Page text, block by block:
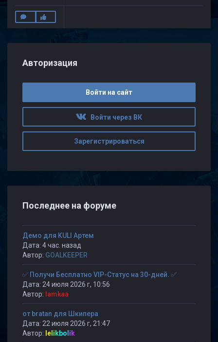
Авторизация
Войти на сайт
Войти через ВК
Зарегистрироваться
Последнее на форуме
Демо для KULI Артем
Дата: 4 час. назад
Автор: GOALKEEPER
✅ Получи Бесплатно VIP-Статус на 30-дней. ✅
Дата: 24 июля 2026 г, 10:56
Автор: lamkaa
от bratan для Шкипера
Дата: 22 июля 2026 г, 21:47
Автор: lelikbolik